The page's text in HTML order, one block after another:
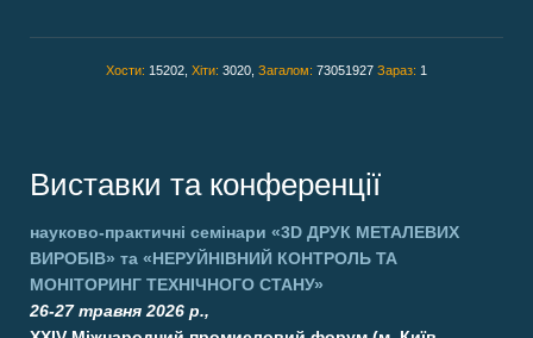
Хости: 15202, Хіти: 3020, Загалом: 73051927 Зараз: 1
Виставки та конференції
науково-практичні семінари «3D ДРУК МЕТАЛЕВИХ
ВИРОБІВ» та «НЕРУЙНІВНИЙ КОНТРОЛЬ ТА
МОНІТОРИНГ ТЕХНІЧНОГО СТАНУ»
26-27 травня 2026 р.,